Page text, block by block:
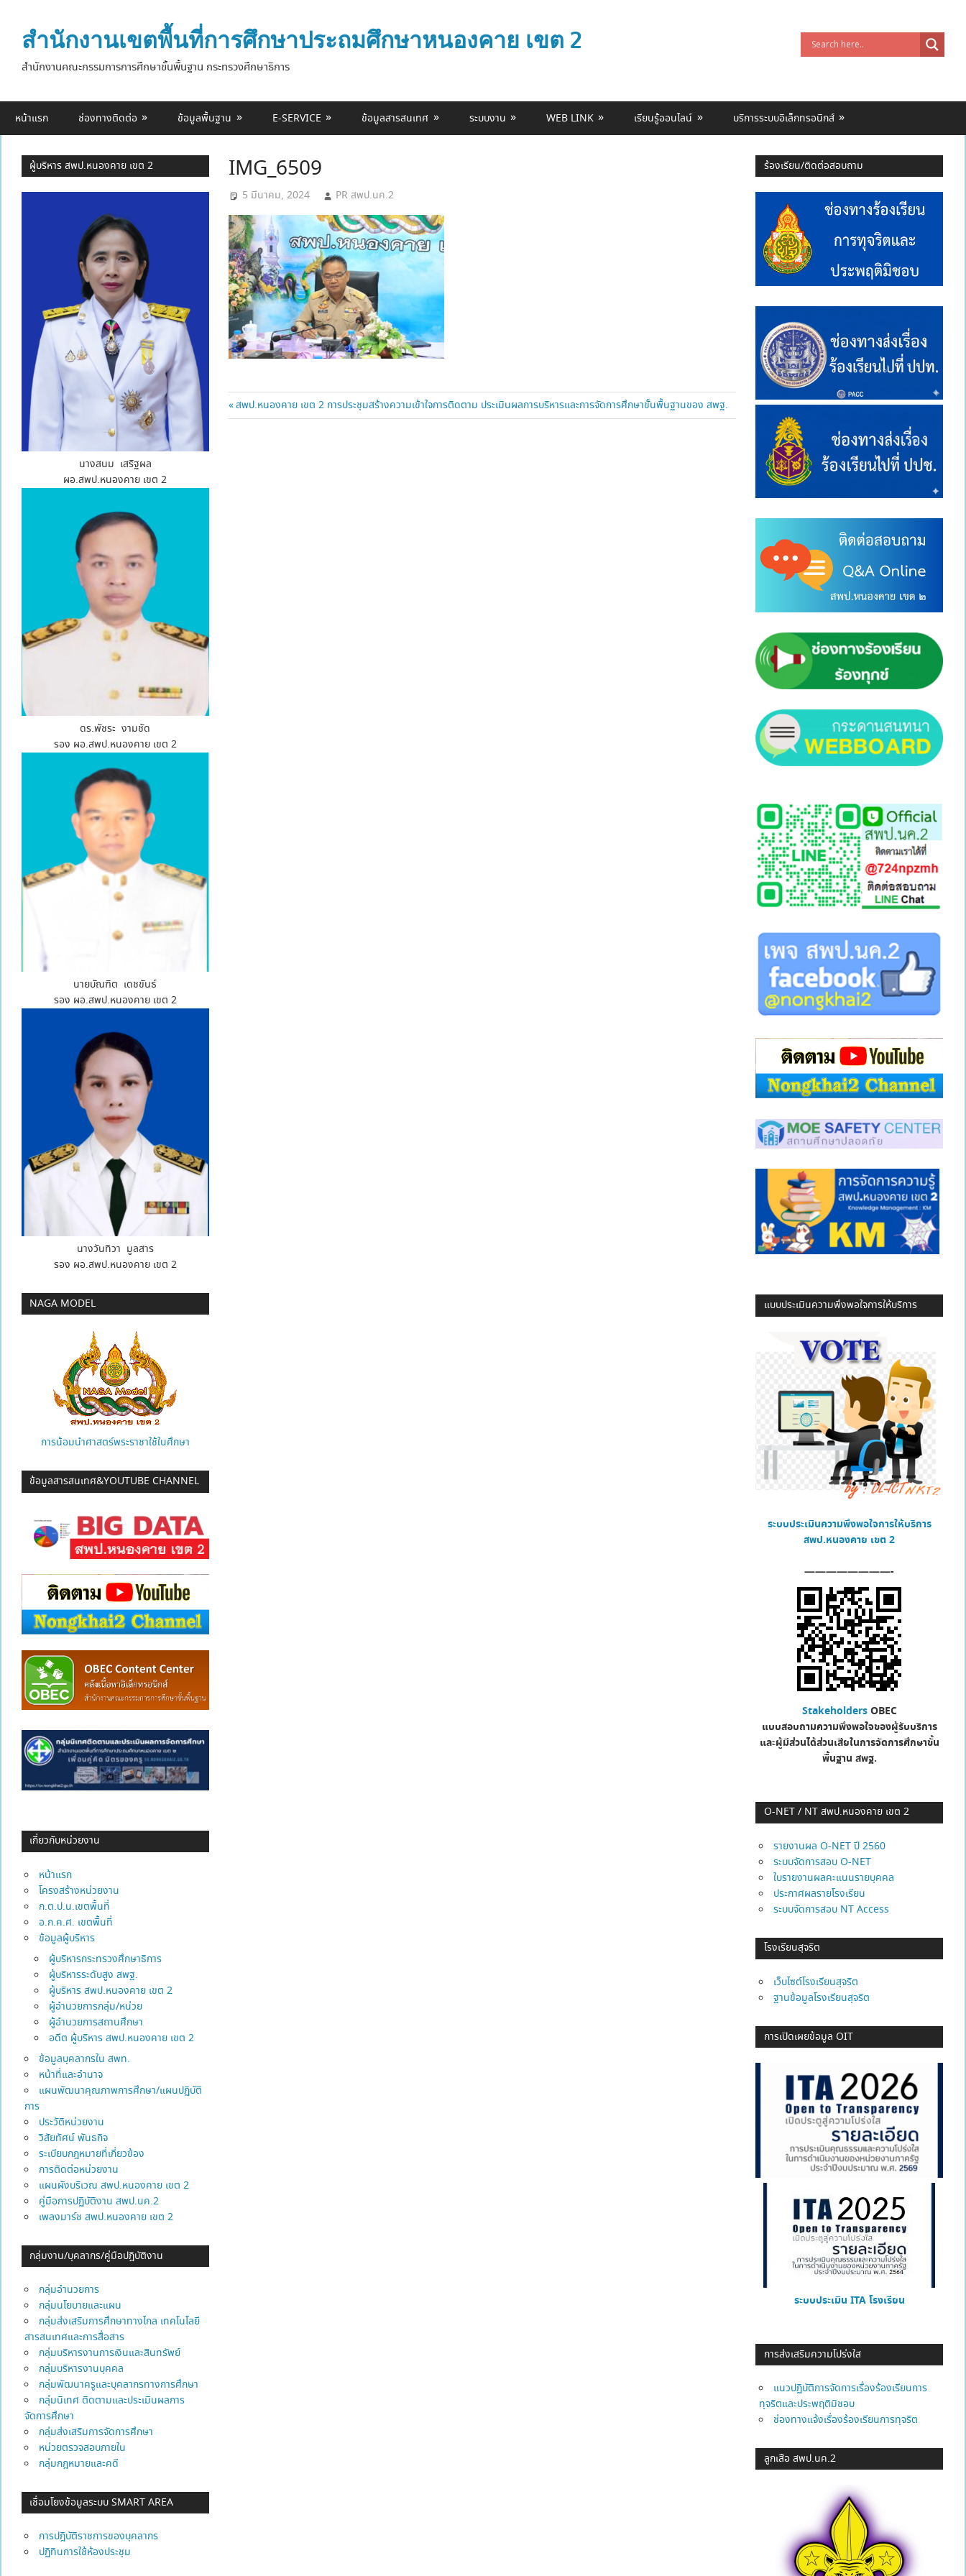
contentสำนักงานเขตพื้นที่การศึกษาประถมศึกษาหนองคาย เขต 2
สำนักงานคณะกรรมการการศึกษาขั้นพื้นฐาน กระทรวงศึกษาธิการ
หน้าแรก ช่องทางติดต่อ ข้อมูลพื้นฐาน E-SERVICE ข้อมูลสารสนเทศ ระบบงาน WEB LINK เรียนรู้ออนไลน์ บริการระบบอิเล็กทรอนิกส์
IMG_6509
5 มีนาคม, 2024 PR สพป.นค.2
แนะแนว
Previous
Post:
สพป.หนองคาย เขต 2 การประชุมสร้างความเข้าใจการติดตาม ประเมินผลการบริหารและการจัดการศึกษาขั้นพื้นฐานของ สพฐ.
ผู้บริหาร สพป.หนองคาย เขต 2
นางสนม เสริฐผล
ผอ.สพป.หนองคาย เขต 2
ดร.พัชระ งามชัด
รอง ผอ.สพป.หนองคาย เขต 2
นายบัณฑิต เดชขันธ์
รอง ผอ.สพป.หนองคาย เขต 2
นางวันทิวา มูลสาร
รอง ผอ.สพป.หนองคาย เขต 2
NAGA MODEL
การน้อมนำศาสตร์พระราชาใช้ในศึกษา
ข้อมูลสารสนเทศ&YOUTUBE CHANNEL
เกี่ยวกับหน่วยงาน
หน้าแรก
โครงสร้างหน่วยงาน
ก.ต.ป.น.เขตพื้นที่
อ.ก.ค.ศ. เขตพื้นที่
ข้อมูลผู้บริหาร
ผู้บริหารกระทรวงศึกษาธิการ
ผู้บริหารระดับสูง สพฐ.
ผู้บริหาร สพป.หนองคาย เขต 2
ผู้อำนวยการกลุ่ม/หน่วย
ผู้อำนวยการสถานศึกษา
อดีต ผู้บริหาร สพป.หนองคาย เขต 2
ข้อมูลบุคลากรใน สพท.
หน้าที่และอำนาจ
แผนพัฒนาคุณภาพการศึกษา/แผนปฏิบัติ
การ
ประวัติหน่วยงาน
วิสัยทัศน์ พันธกิจ
ระเบียบกฎหมายที่เกี่ยวข้อง
การติดต่อหน่วยงาน
แผนผังบริเวณ สพป.หนองคาย เขต 2
คู่มือการปฏิบัติงาน สพป.นค.2
เพลงมาร์ช สพป.หนองคาย เขต 2
กลุ่มงาน/บุคลากร/คู่มือปฎิบัติงาน
กลุ่มอำนวยการ
กลุ่มนโยบายและแผน
กลุ่มส่งเสริมการศึกษาทางไกล เทคโนโลยี
สารสนเทศและการสื่อสาร
กลุ่มบริหารงานการเงินและสินทรัพย์
กลุ่มบริหารงานบุคคล
กลุ่มพัฒนาครูและบุคลากรทางการศึกษา
กลุ่มนิเทศ ติดตามและประเมินผลการ
จัดการศึกษา
กลุ่มส่งเสริมการจัดการศึกษา
หน่วยตรวจสอบภายใน
กลุ่มกฎหมายและคดี
เชื่อมโยงข้อมูลระบบ SMART AREA
การปฎิบัติราชการของบุคลากร
ปฏิทินการใช้ห้องประชุม
ร้องเรียน/ติดต่อสอบถาม
แบบประเมินความพึงพอใจการให้บริการ
ระบบประเมินความพึงพอใจการให้บริการ
สพป.หนองคาย เขต 2
————————-
StakeholdersOBEC
แบบสอบถามความพึงพอใจของผู้รับบริการ
และผู้มีส่วนได้ส่วนเสียในการจัดการศึกษาขั้น
พื้นฐาน สพฐ.
O-NET / NT สพป.หนองคาย เขต 2
รายงานผล O-NET ปี 2560
ระบบจัดการสอบ O-NET
ใบรายงานผลคะแนนรายบุคคล
ประกาศผลรายโรงเรียน
ระบบจัดการสอบ NT Access
โรงเรียนสุจริต
เว็บไซต์โรงเรียนสุจริต
ฐานข้อมูลโรงเรียนสุจริต
การเปิดเผยข้อมูล OIT
ระบบประเมิน ITA โรงเรียน
การส่งเสริมความโปร่งใส
แนวปฏิบัติการจัดการเรื่องร้องเรียนการ
ทุจริตและประพฤติมิชอบ
ช่องทางแจ้งเรื่องร้องเรียนการทุจริต
ลูกเสือ สพป.นค.2